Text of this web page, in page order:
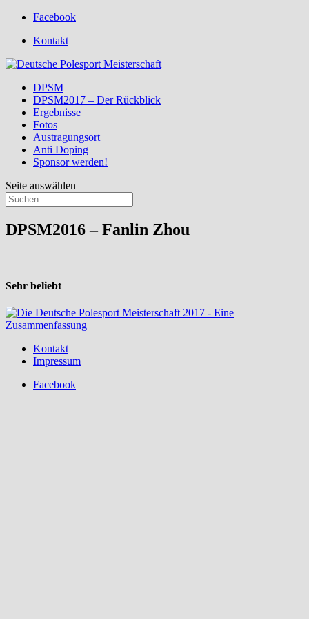
Facebook
Kontakt
DPSM
DPSM2017 – Der Rückblick
Ergebnisse
Fotos
Austragungsort
Anti Doping
Sponsor werden!
Seite auswählen
DPSM2016 – Fanlin Zhou
Sehr beliebt
Kontakt
Impressum
Facebook